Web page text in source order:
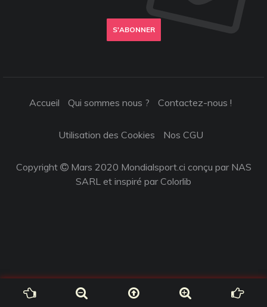
S'ABONNER
Accueil Qui sommes nous ? Contactez-nous !
Utilisation des Cookies Nos CGU
Copyright
Mars 2020 Mondialsport.ci conçu par NAS
SARL et inspiré parColorlib